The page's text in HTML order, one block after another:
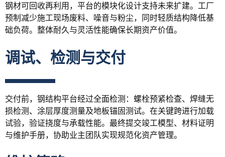
钢材可回收再利用，平台的模块化设计支持未来扩建。工厂
预制减少施工现场废料、噪音与粉尘，同时轻质结构降低基
础负荷。整体耐久与灵活性能确保长期资产价值。
调试、检测与交付
交付前，钢结构平台经过全面检测：螺栓预紧检查、焊缝无
损检测、涂层厚度测量及地板锚固测试。在关键跨进行加载
试验，验证挠度与承载性能。最终提交竣工模型、材料证明
与维护手册，协助业主团队实现规范化资产管理。